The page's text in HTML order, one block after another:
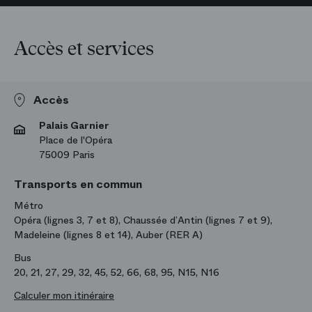
Accès et services
Accès
Palais Garnier
Place de l'Opéra
75009 Paris
Transports en commun
Métro
Opéra (lignes 3, 7 et 8), Chaussée d’Antin (lignes 7 et 9),
Madeleine (lignes 8 et 14), Auber (RER A)
Bus
20, 21, 27, 29, 32, 45, 52, 66, 68, 95, N15, N16
Calculer mon itinéraire